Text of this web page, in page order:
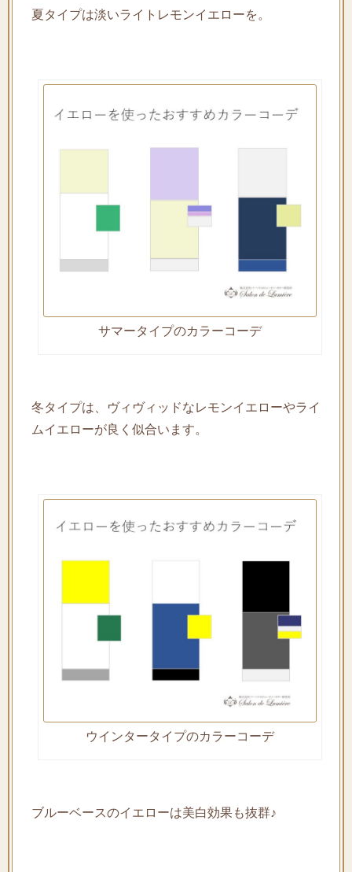
夏タイプは淡いライトレモンイエローを。
サマータイプのカラーコーデ
冬タイプは、ヴィヴィッドなレモンイエローやライ
ムイエローが良く似合います。
ウインタータイプのカラーコーデ
ブルーベースのイエローは美白効果も抜群♪